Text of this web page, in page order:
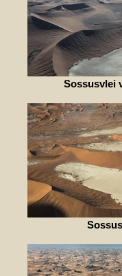
Sossusvlei